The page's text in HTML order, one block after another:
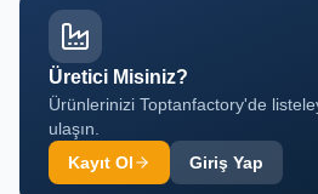
Kampanyalar
POPÜLER
KATEGORILER
Üretici Misiniz?
Ürünlerinizi Toptanfactory'de
ulaşın.
Kayıt Ol
Giriş Yap